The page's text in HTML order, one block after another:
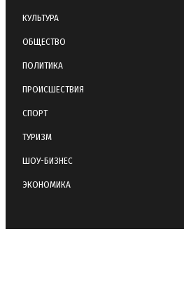
КУЛЬТУРА
ОБЩЕСТВО
ПОЛИТИКА
ПРОИСШЕСТВИЯ
СПОРТ
ТУРИЗМ
ШОУ-БИЗНЕС
ЭКОНОМИКА